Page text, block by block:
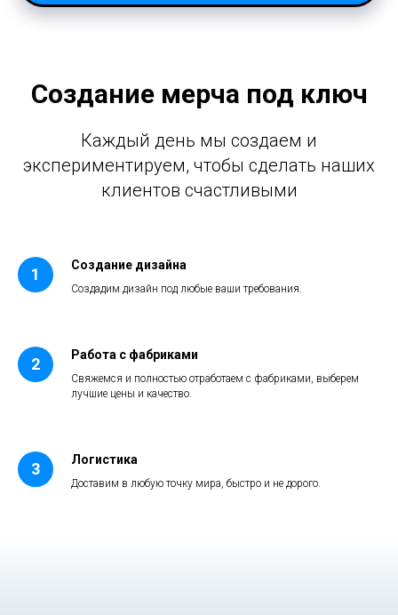
Создание мерча под ключ
Каждый день мы создаем и
экспериментируем, чтобы сделать наших
клиентов счастливыми
Создание дизайна
Создадим дизайн под любые ваши требования.
Работа с фабриками
Свяжемся и полностью отработаем с фабриками, выберем
лучшие цены и качество.
Логистика
Доставим в любую точку мира, быстро и не дорого.